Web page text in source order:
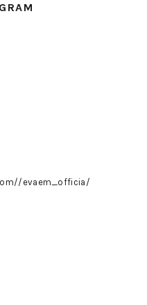
evaem_officia/